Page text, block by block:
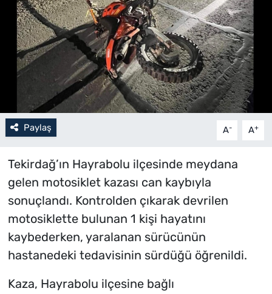
Paylaş A- A+
Tekirdağ’ın Hayrabolu ilçesinde meydana
gelen motosiklet kazası can kaybıyla
sonuçlandı. Kontrolden çıkarak devrilen
motosiklette bulunan 1 kişi hayatını
kaybederken, yaralanan sürücünün
hastanedeki tedavisinin sürdüğü öğrenildi.
Kaza, Hayrabolu ilçesine bağlı